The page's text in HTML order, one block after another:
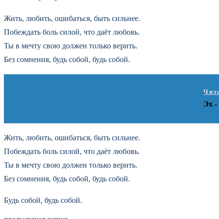
Жить, любить, ошибаться, быть сильнее.
Побеждать боль силой, что даёт любовь.
Ты в мечту свою должен только верить.
Без сомнения, будь собой, будь собой.
Эх
Жить, любить, ошибаться, быть сильнее.
Побеждать боль силой, что даёт любовь.
Ты в мечту свою должен только верить.
Без сомнения, будь собой, будь собой.
Будь собой, будь собой.